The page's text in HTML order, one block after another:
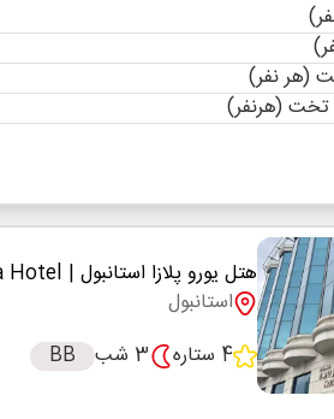
(هر نفر)
(هرنفر)
هتل یورو پلازا استانبول | Euro Plaza Hotel
استانبول
4 ستاره
3 شب BB